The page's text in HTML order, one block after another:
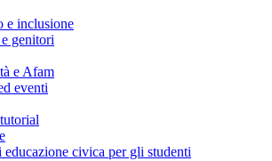
e inclusione
genitori
e Afam
eventi
civica per gli studenti